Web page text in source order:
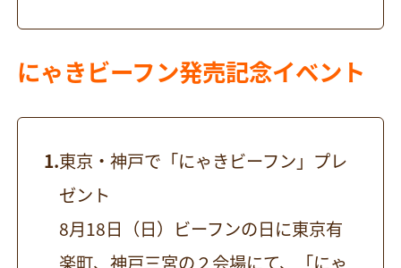
にゃきビーフン発売記念イベント
東京・神戸で「にゃきビーフン」プレ
ゼント
8月18日（日）ビーフンの日に東京有
楽町、神戸三宮の２会場にて、「にゃ